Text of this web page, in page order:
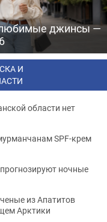
джинсы —
И
области нет
SPF-крем
ночные
из Апатитов
Арктики